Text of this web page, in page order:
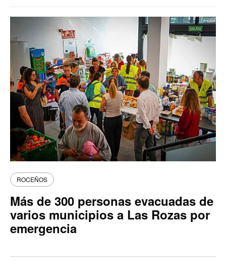
ROCEÑOS
Más de 300 personas evacuadas de
varios municipios a Las Rozas por
emergencia